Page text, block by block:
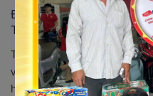
Đánh giá ưu và nhược
TA 50cc
Thị trường xe máy 50cc trên
với các dòng xe mới được ra
hiện đại, thông minh kết hợp